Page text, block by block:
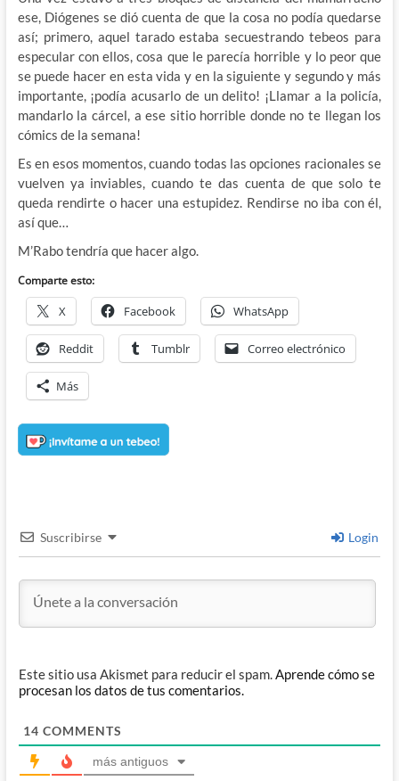
ese, Diógenes se dió cuenta de que la cosa no podía quedarse
así; primero, aquel tarado estaba secuestrando tebeos para
especular con ellos, cosa que le parecía horrible y lo peor que
se puede hacer en esta vida y en la siguiente y segundo y más
importante, ¡podía acusarlo de un delito! ¡Llamar a la policía,
mandarlo la cárcel, a ese sitio horrible donde no te llegan los
cómics de la semana!
Es en esos momentos, cuando todas las opciones racionales se
vuelven ya inviables, cuando te das cuenta de que solo te
queda rendirte o hacer una estupidez. Rendirse no iba con él,
así que…
M’Rabo tendría que hacer algo.
Comparte esto:
X Facebook WhatsApp
Reddit Tumblr Correo electrónico
Más
Suscribirse Login
Este sitio usa Akismet para reducir el spam.Aprende cómo se
procesan los datos de tus comentarios.
14 COMMENTS
más antiguos